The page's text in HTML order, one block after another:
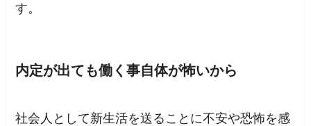
す。
内定が出ても働く事自体が怖いから
社会人として新生活を送ることに不安や恐怖を感